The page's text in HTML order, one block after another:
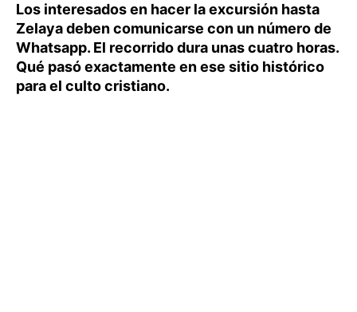
Los interesados en hacer la excursión hasta
Zelaya deben comunicarse con un número de
Whatsapp. El recorrido dura unas cuatro horas.
Qué pasó exactamente en ese sitio histórico
para el culto cristiano.